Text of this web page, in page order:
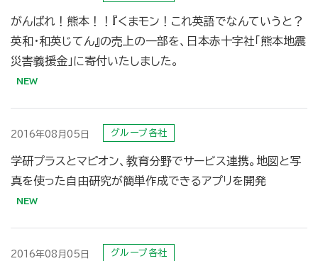
がんばれ！熊本！！『くまモン！これ英語でなんていうと？
英和・和英じてん』の売上の一部を、日本赤十字社「熊本地震
災害義援金」に寄付いたしました。
2016年08月05日 グループ各社
学研プラスとマピオン、教育分野でサービス連携。地図と写
真を使った自由研究が簡単作成できるアプリを開発
2016年08月05日 グループ各社